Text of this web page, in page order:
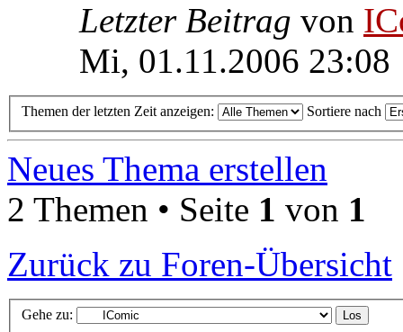
Letzter Beitrag von
Mi, 01.11.2006 23:08
Themen der letzten Zeit anzeigen: Sortiere nach
Neues Thema erstellen
2 Themen • Seite 1 von 1
Zurück zu Foren-Übersicht
Gehe zu: